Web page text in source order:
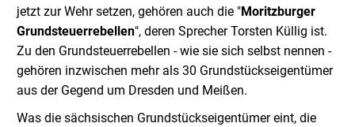
jetzt zur Wehr setzen, gehören auch die "Moritzburger
Grundsteuerrebellen", deren Sprecher Torsten Küllig ist.
Zu den Grundsteuerrebellen - wie sie sich selbst nennen -
gehören inzwischen mehr als 30 Grundstückseigentümer
aus der Gegend um Dresden und Meißen.
Was die sächsischen Grundstückseigentümer eint, die